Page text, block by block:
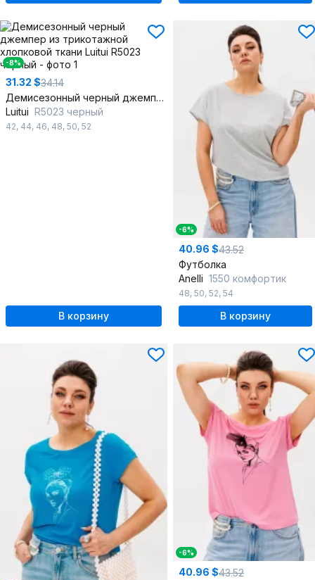
-8%
31.32 $34.14
Демисезонный черный джемпер из трикотажной хлопковой ткани
Luitui R5023 черный
42, 44, 46, 48, 50, 52
В корзину
-6%
40.96 $43.52
Футболка
Anelli 1550 комфортик
48, 50, 52, 54
В корзину
-6%
40.96 $43.52